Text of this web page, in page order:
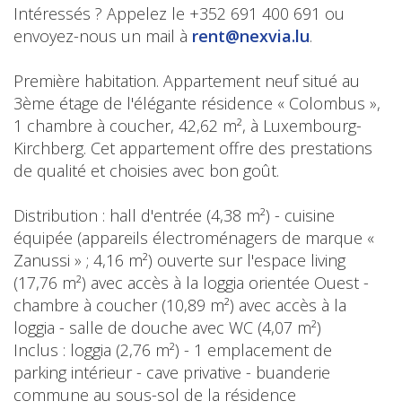
Intéressés ? Appelez le +352 691 400 691 ou
envoyez-nous un mail à rent@nexvia.lu.
Première habitation. Appartement neuf situé au
3ème étage de l'élégante résidence « Colombus »,
1 chambre à coucher, 42,62 m², à Luxembourg-
Kirchberg. Cet appartement offre des prestations
de qualité et choisies avec bon goût.
Distribution : hall d'entrée (4,38 m²) - cuisine
équipée (appareils électroménagers de marque «
Zanussi » ; 4,16 m²) ouverte sur l'espace living
(17,76 m²) avec accès à la loggia orientée Ouest -
chambre à coucher (10,89 m²) avec accès à la
loggia - salle de douche avec WC (4,07 m²)
Inclus : loggia (2,76 m²) - 1 emplacement de
parking intérieur - cave privative - buanderie
commune au sous-sol de la résidence